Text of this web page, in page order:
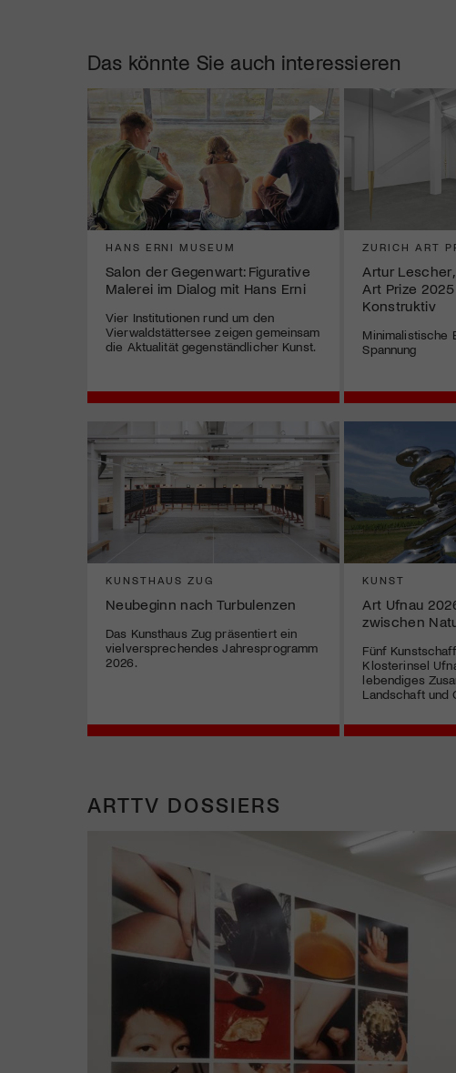
Das könnte Sie auch interessieren
HANS ERNI MUSEUM
Salon der Gegenwart: Figurative
Malerei im Dialog mit Hans Erni
Vier Institutionen rund um den
Vierwaldstättersee zeigen gemeinsam
die Aktualität gegenständlicher Kunst.
ZURICH ART
Artur
Art Prize
Konstruktiv
Minimalistische
Spannung
KUNSTHAUS ZUG
Neubeginn nach Turbulenzen
Das Kunsthaus Zug präsentiert ein
vielversprechendes Jahresprogramm
2026.
KUNST
Art Ufnau
zwischen
Fünf
Klosterinsel
lebendiges
Landschaft und
ARTTV DOSSIERS